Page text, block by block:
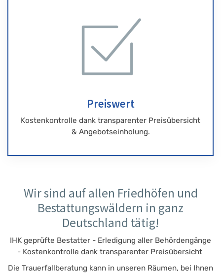
Preiswert
Kostenkontrolle dank transparenter Preisübersicht
& Angebotseinholung.
Wir sind auf allen Friedhöfen und
Bestattungswäldern in ganz
Deutschland tätig!
IHK geprüfte Bestatter - Erledigung aller Behördengänge
- Kostenkontrolle dank transparenter Preisübersicht
Die Trauerfallberatung kann in unseren Räumen, bei Ihnen